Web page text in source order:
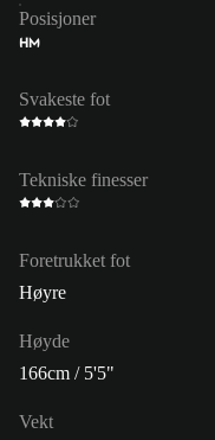
Posisjoner
HM
Svakeste fot
Tekniske finesser
Foretrukket fot
Høyre
Høyde
166cm / 5'5"
Vekt